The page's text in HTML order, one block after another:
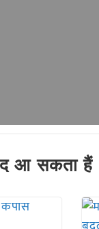
आ सकता हैं